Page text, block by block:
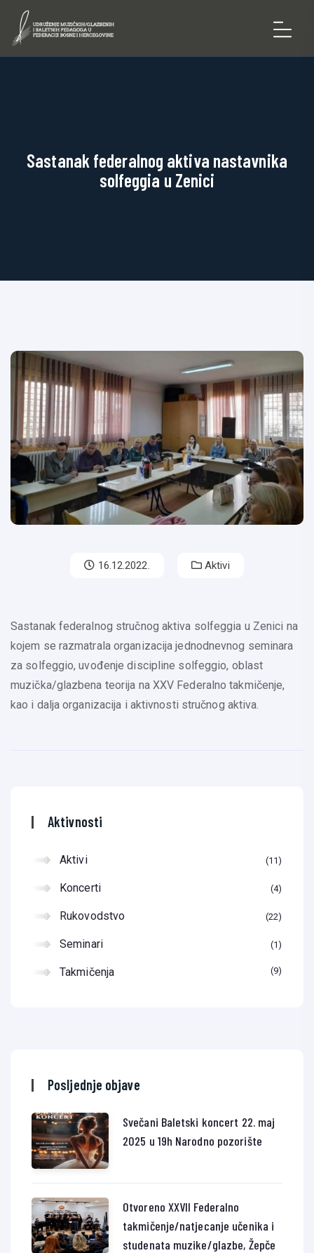
Sastanak federalnog aktiva nastavnika
solfeggia u Zenici
16.12.2022. Aktivi
Sastanak federalnog stručnog aktiva solfeggia u Zenici na
kojem se razmatrala organizacija jednodnevnog seminara
za solfeggio, uvođenje discipline solfeggio, oblast
muzička/glazbena teorija na XXV Federalno takmičenje,
kao i dalja organizacija i aktivnosti stručnog aktiva.
Aktivnosti
Aktivi 11
Koncerti 4
Rukovodstvo 22
Seminari 1
Takmičenja 9
Posljednje objave
Svečani Baletski koncert 22. maj
2025 u 19h Narodno pozorište
Otvoreno XXVII Federalno
takmičenje/natjecanje učenika i
studenata muzike/glazbe, Žepče